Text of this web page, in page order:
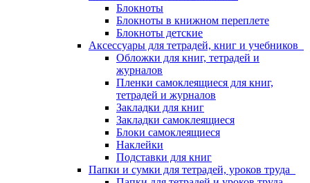
Блокноты
Блокноты в книжном переплете
Блокноты детские
Аксессуары для тетрадей, книг и учебников
Обложки для книг, тетрадей и
журналов
Пленки самоклеящиеся для книг,
тетрадей и журналов
Закладки для книг
Закладки самоклеящиеся
Блоки самоклеящиеся
Наклейки
Подставки для книг
Папки и сумки для тетрадей, уроков труда